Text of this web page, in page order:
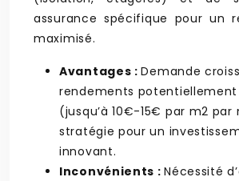
assurance spécifique pour un
maximisé.
Avantages :Demande
rendements
(jusqu’à 10€-15€ par m2 par
stratégie pour un
innovant.
Inconvénients :Nécessité